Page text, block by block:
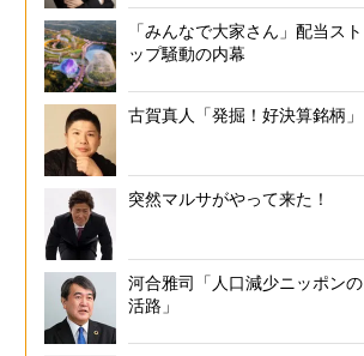
「みんなで大家さん」配当スト
ップ騒動の内幕
古賀真人「発掘！好決算銘柄」
突然マルサがやって来た！
河合雅司「人口減少ニッポンの
活路」